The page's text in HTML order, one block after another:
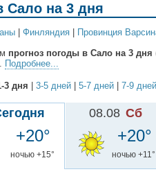
Сало на 3 дня
Финляндия Провинция
прогноз погоды в Сало на 3 дня
Подробнее...
3 дня 3-5 дней 5-7 дней 7-9 дней
+20°
ночью +15°
08.08 Сб
+20°
ночью +11°